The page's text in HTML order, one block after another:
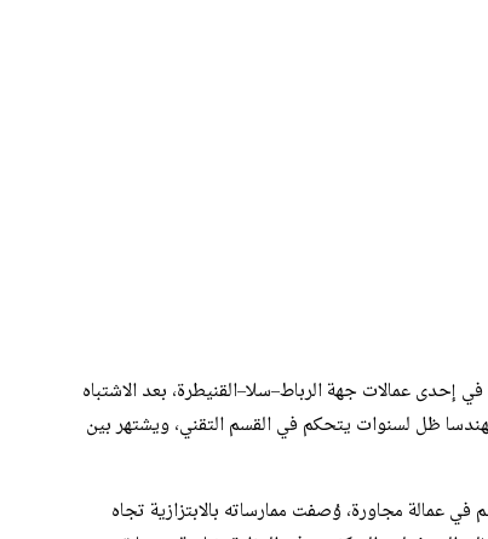
عمالات جهة الرباط–سلا–القنيطرة، بعد الاشتباه
ظل لسنوات يتحكم في القسم التقني، ويشتهر بين
مجاورة، وُصفت ممارساته بالابتزازية تجاه